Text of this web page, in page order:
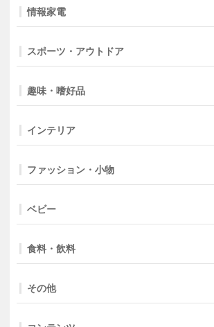
情報家電
スポーツ・アウトドア
趣味・嗜好品
インテリア
ファッション・小物
ベビー
食料・飲料
その他